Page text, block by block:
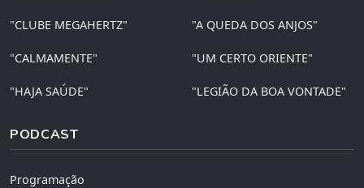
"CLUBE MEGAHERTZ" "A QUEDA DOS ANJOS"
"CALMAMENTE" "UM CERTO ORIENTE"
"HAJA SAÚDE" "LEGIÃO DA BOA VONTADE"
PODCAST
Programação